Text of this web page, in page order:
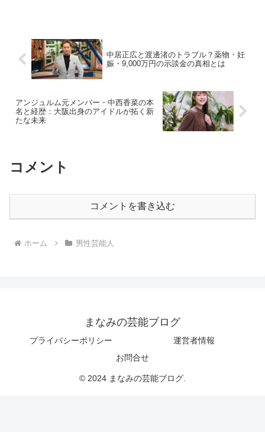
中居正広と渡邊渚のトラブル？薬物・妊
娠・9,000万円の示談金の真相とは
アンジュルム元メンバー・中西香菜の本
名と経歴：大阪出身のアイドルが拓く新
たな未来
コメント
コメントを書き込む
ホーム 男性芸能人
まなみの芸能ブログ
プライバシーポリシー
運営者情報
お問合せ
© 2024 まなみの芸能ブログ.